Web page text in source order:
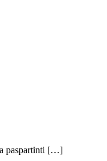
paspartinti […]